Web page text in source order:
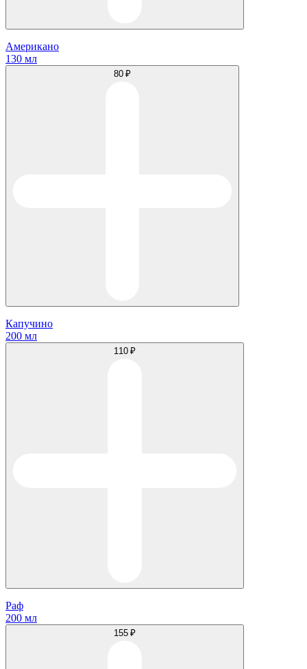
Американо
130 мл
80 ₽
Капучино
200 мл
110 ₽
Раф
200 мл
155 ₽